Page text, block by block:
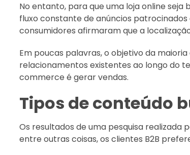
No entanto, para que uma loja online
fluxo constante de anúncios patrocinados
consumidores afirmaram que a
Em poucas palavras, o objetivo da
relacionamentos existentes ao longo do
commerce é gerar vendas.
Tipos de conteúdo
Os resultados de uma pesquisa realizada
entre outras coisas, os clientes B2B